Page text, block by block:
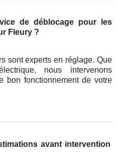
de déblocage pour les
Fleury ?
sont experts en réglage. Que
lectrique, nous intervenons
bon fonctionnement de votre
avant intervention